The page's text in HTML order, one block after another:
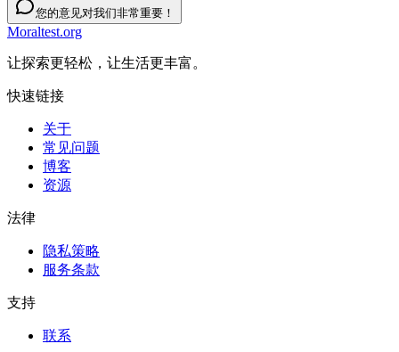
您的意见对我们非常重要！
Moraltest.org
让探索更轻松，让生活更丰富。
快速链接
关于
常见问题
博客
资源
法律
隐私策略
服务条款
支持
联系